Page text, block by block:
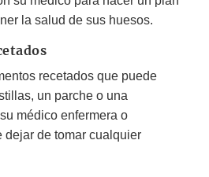
la salud de sus huesos.
recetados que puede
un parche o una
médico enfermera o
dejar de tomar cualquier